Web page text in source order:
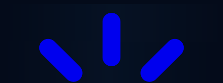
Перейти к основному содержанию